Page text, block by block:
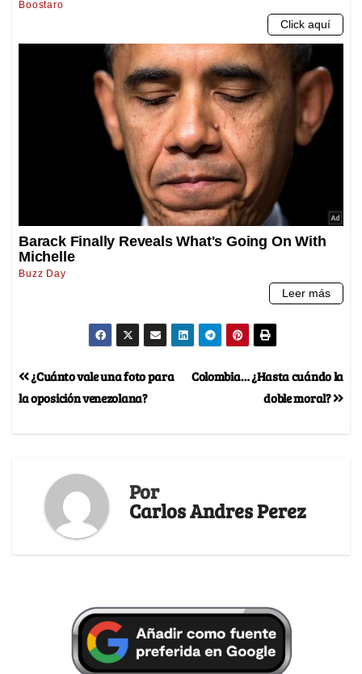
Colombia… ¿Hasta cuándo la
doble moral?
¿Cuánto vale una foto para
la oposición venezolana?
Por
Carlos Andres Perez